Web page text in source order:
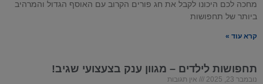
מחכה לכם היכונו לקבל את חג פורים הקרוב עם האוסף הגדול והמרהיב
ביותר של תחפושות
קרא עוד »
תחפושות לילדים – מגוון ענק בצעצועי שגיב!
נובמבר 23, 2025 אין תגובות